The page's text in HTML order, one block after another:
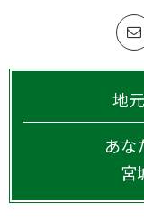
地
あな
宮